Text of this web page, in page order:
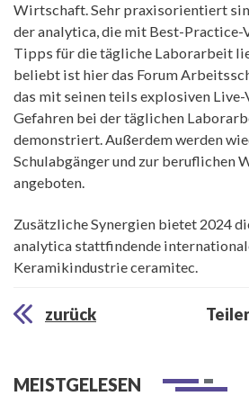
Wirtschaft. Sehr praxisorientiert
der analytica, die mit Best-
Tipps für die tägliche Laborarbeit
beliebt ist hier das Forum
das mit seinen teils explosiven
Gefahren bei der täglichen
demonstriert. Außerdem werden
Schulabgänger und zur beruflichen
angeboten.
Zusätzliche Synergien bietet 2024
analytica stattfindende
Keramikindustrie ceramitec.
zurück
MEISTGELESEN